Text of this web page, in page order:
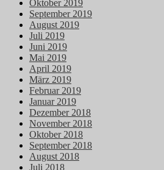
Oktober 2019
September 2019
August 2019
Juli 2019
Juni 2019
Mai 2019
April 2019
März 2019
Februar 2019
Januar 2019
Dezember 2018
November 2018
Oktober 2018
September 2018
August 2018
Juli 2018